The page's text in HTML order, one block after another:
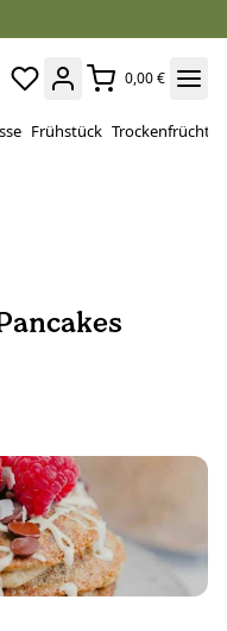
0,00 €
Frühstück Trockenfrüchte